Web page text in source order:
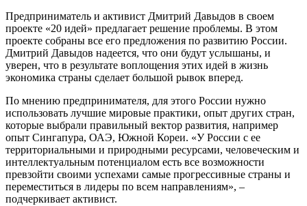
Предприниматель и активист Дмитрий Давыдов в своем
проекте «20 идей» предлагает решение проблемы. В этом
проекте собраны все его предложения по развитию России.
Дмитрий Давыдов надеется, что они будут услышаны, и
уверен, что в результате воплощения этих идей в жизнь
экономика страны сделает большой рывок вперед.
По мнению предпринимателя, для этого России нужно
использовать лучшие мировые практики, опыт других стран,
которые выбрали правильный вектор развития, например
опыт Сингапура, ОАЭ, Южной Кореи. «У России с ее
территориальными и природными ресурсами, человеческим и
интеллектуальным потенциалом есть все возможности
превзойти своими успехами самые прогрессивные страны и
переместиться в лидеры по всем направлениям», ‒
подчеркивает активист.